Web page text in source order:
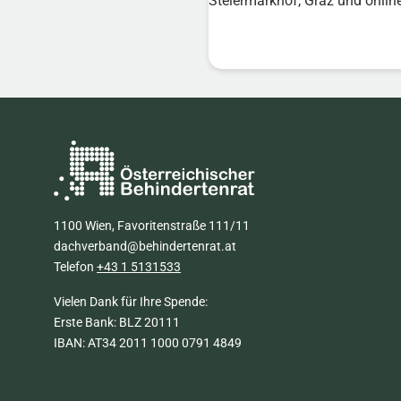
1100 Wien, Favoritenstraße 111/11
dachverband@behindertenrat.at
Telefon+43 1 5131533
Vielen Dank für Ihre Spende:
Erste Bank: BLZ 20111
IBAN: AT34 2011 1000 0791 4849